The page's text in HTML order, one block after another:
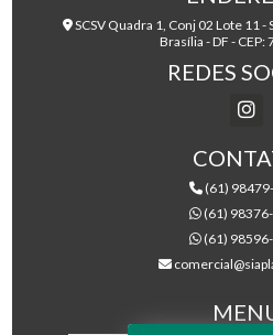
SCSV Quadra 1, Conj 02 Lote 11
Brasília - DF -
REDES
(61)
(61)
(61)